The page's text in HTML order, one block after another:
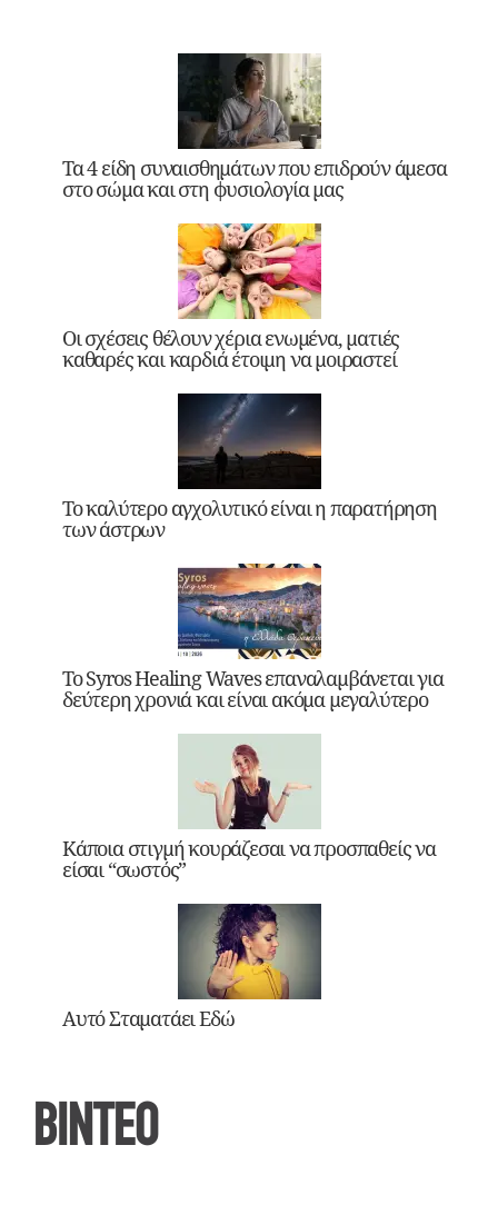
Τα 4 είδη συναισθημάτων που επιδρούν άμεσα
στο σώμα και στη φυσιολογία μας
Οι σχέσεις θέλουν χέρια ενωμένα, ματιές
καθαρές και καρδιά έτοιμη να μοιραστεί
Το καλύτερο αγχολυτικό είναι η παρατήρηση
των άστρων
Το Syros Healing Waves επαναλαμβάνεται για
δεύτερη χρονιά και είναι ακόμα μεγαλύτερο
Κάποια στιγμή κουράζεσαι να προσπαθείς να
είσαι “σωστός”
Αυτό Σταματάει Εδώ
ΒΙΝΤΕΟ